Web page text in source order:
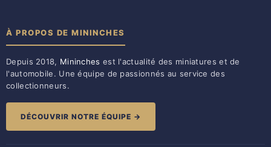
À PROPOS DE MININCHES
Depuis 2018, Mininches est l'actualité des miniatures et de
l'automobile. Une équipe de passionnés au service des
collectionneurs.
DÉCOUVRIR NOTRE ÉQUIPE →